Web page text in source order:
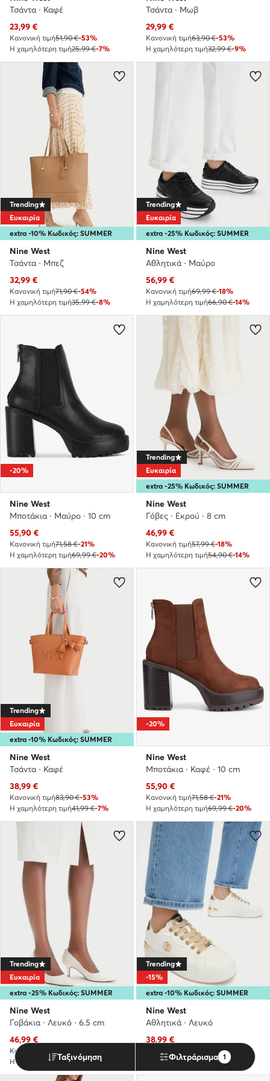
Τσάντα · Καφέ
Τρέχουσα τιμή
23,99 €
Κανονική τιμή51,90 €-53%
Η χαμηλότερη τιμή25,99 €-7%
Τσάντα · Μωβ
Τρέχουσα τιμή
29,99 €
Κανονική τιμή63,90 €-53%
Η χαμηλότερη τιμή32,99 €-9%
extra -10% Κωδικός: SUMMER
Trending
Ευκαιρία
Nine West
Τσάντα · Μπεζ
Τρέχουσα τιμή
32,99 €
Κανονική τιμή71,90 €-54%
Η χαμηλότερη τιμή35,99 €-8%
extra -25% Κωδικός: SUMMER
Trending
Ευκαιρία
Nine West
Αθλητικά · Μαύρο
Τρέχουσα τιμή
56,99 €
Κανονική τιμή69,99 €-18%
Η χαμηλότερη τιμή66,90 €-14%
-20%
Nine West
Μποτάκια · Μαύρο · 10 cm
Τρέχουσα τιμή
55,90 €
Κανονική τιμή71,58 €-21%
Η χαμηλότερη τιμή69,99 €-20%
extra -25% Κωδικός: SUMMER
Trending
Ευκαιρία
Nine West
Γόβες · Εκρού · 8 cm
Τρέχουσα τιμή
46,99 €
Κανονική τιμή57,99 €-18%
Η χαμηλότερη τιμή54,90 €-14%
extra -10% Κωδικός: SUMMER
Trending
Ευκαιρία
Nine West
Τσάντα · Καφέ
Τρέχουσα τιμή
38,99 €
Κανονική τιμή83,90 €-53%
Η χαμηλότερη τιμή41,99 €-7%
-20%
Nine West
Μποτάκια · Καφέ · 10 cm
Τρέχουσα τιμή
55,90 €
Κανονική τιμή71,58 €-21%
Η χαμηλότερη τιμή69,99 €-20%
extra -25% Κωδικός: SUMMER
Trending
Ευκαιρία
Nine West
Γοβάκια · Λευκό · 6.5 cm
Τρέχουσα τιμή
46,99 €
Κανονική τιμή
Η χαμηλότερη τιμή54,90 €-14%
extra -10% Κωδικός: SUMMER
Trending
-15%
Nine West
Αθλητικά · Λευκό
Τρέχουσα τιμή
38,99 €
-52%
Η χαμηλότερη τιμή45,99 €
Ταξινόμηση Φιλτράρισμα 1